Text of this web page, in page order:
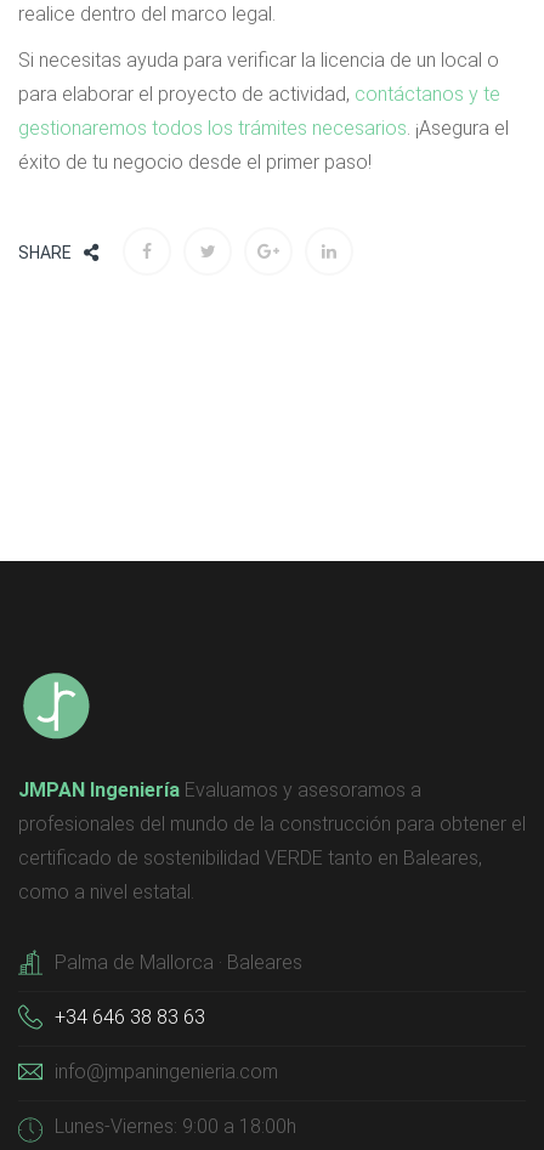
realice dentro del marco legal.
Si necesitas ayuda para verificar la licencia de un local o
para elaborar el proyecto de actividad, contáctanos y te
gestionaremos todos los trámites necesarios . ¡Asegura el
éxito de tu negocio desde el primer paso!
SHARE
JMPAN Ingeniería Evaluamos y asesoramos a
profesionales del mundo de la construcción para obtener el
certificado de sostenibilidad VERDE tanto en Baleares,
como a nivel estatal.
Palma de Mallorca · Baleares
+34 646 38 83 63
info@jmpaningenieria.com
Lunes-Viernes: 9:00 a 18:00h